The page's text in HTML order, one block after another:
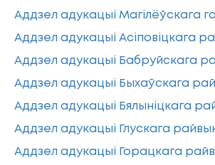
Аддзел адукацыі Магілёўскага
Аддзел адукацыі Асіповіцкага
Аддзел адукацыі Бабруйскага
Аддзел адукацыі Быхаўскага
Аддзел адукацыі Бялыніцкага
Аддзел адукацыі Глускага
Аддзел адукацыі Горацкага